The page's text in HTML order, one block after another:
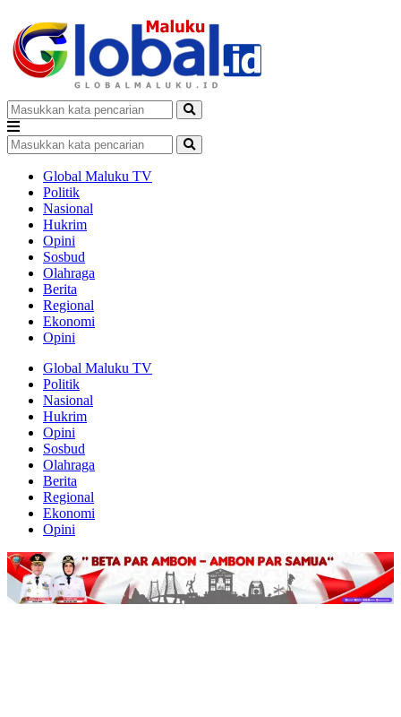
Global Maluku TV
Politik
Nasional
Hukrim
Opini
Sosbud
Olahraga
Berita
Regional
Ekonomi
Opini
Global Maluku TV
Politik
Nasional
Hukrim
Opini
Sosbud
Olahraga
Berita
Regional
Ekonomi
Opini